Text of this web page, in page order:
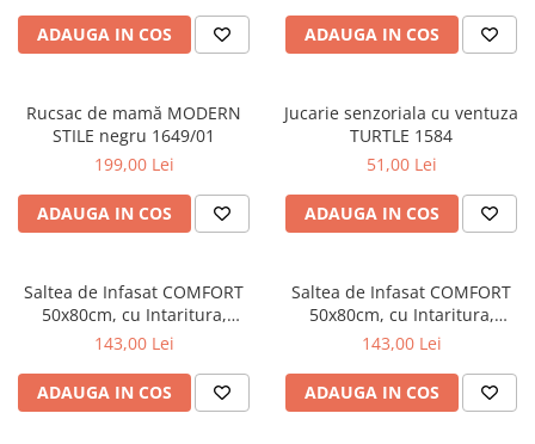
Baby
Mese de infasat BASIC 50x70 cm
cm
Mese de infasat COMFORT 50x70
Mese de infasat COMFORT 50x80
Mese de infasat moi
Mese de infasat pliabile
Mese de infasat Ultra Light 50x70
cm
Patuturi pliabile
ADAUGA IN COS ADAUGA IN COS
Rucsac de mamă MODERN
STILE negru 1649/01
199,00 Lei
ADAUGA IN COS
Jucarie senzoriala cu ventuza
TURTLE 1584
51,00 Lei
ADAUGA IN COS
Saltea de Infasat COMFORT
50x80cm, cu Intaritura,
Grosime 3cm, Sistem Anti-
212-000-754
143,00 Lei
ADAUGA IN COS
Saltea de Infasat COMFORT
50x80cm, cu Intaritura,
Grosime 3cm, Sistem Anti-
734
143,00 Lei
ADAUGA IN COS